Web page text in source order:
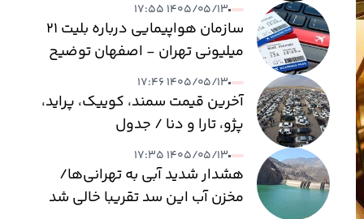
۱۴۰۵/۰۵/۱۳ ۱۷:۵۵
سازمان هواپیمایی درباره بلیت ۲۱
میلیونی تهران - اصفهان توضیح
داد۱۴۰۵/۰۵/۱۳ ۱۷:۴۶
آخرین قیمت سمند، کوییک، پراید،
پژو، تارا و دنا / جدول
۱۴۰۵/۰۵/۱۳ ۱۷:۳۵
هشدار شدید آبی به تهرانی‌ها/
مخزن آب این سد تقریبا خالی شد